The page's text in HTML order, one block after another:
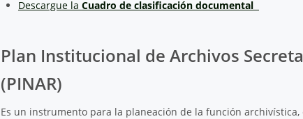
Descargue la Cuadro de clasificación documental
Plan Institucional de Archivos
(PINAR)
Es un instrumento para la planeación de la función